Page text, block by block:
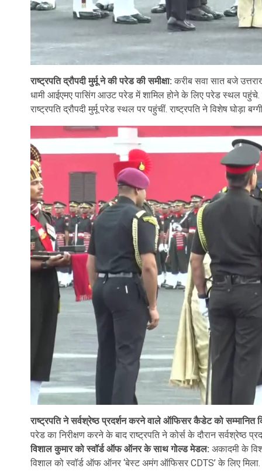
राष्ट्रपति द्रौपदी मुर्मू ने की परेड की समीक्षा: करीब सवा सात बजे
धामी आईएमए पासिंग आउट परेड में शामिल होने के लिए परेड स्थल
राष्ट्रपति द्रौपदी मुर्मू परेड स्थल पर पहुंचीं. राष्ट्रपति ने विशेष घोड़ा
राष्ट्रपति ने सर्वश्रेष्ठ प्रदर्शन करने वाले ऑफिसर कैडेट को सम्मानित
परेड का निरीक्षण करने के बाद राष्ट्रपति ने कोर्स के दौरान सर्वश्रेष्ठ
विशाल कुमार को स्वॉर्ड ऑफ ऑनर के साथ गोल्ड मेडल: अकादमी के
विशाल को स्वॉर्ड ऑफ ऑनर ‘बेस्ट अमंग ऑफिसर CDTS’ के लिए मिला.